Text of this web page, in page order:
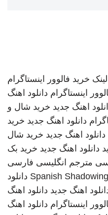
خرید فالوور اینستاگرام
اینستاگرام دانلود اهنگ
اهنگ جدید خرید شال و
دانلود اهنگ جدید خرید
دانلود اهنگ جدید خرید شال
دانلود اهنگ جدید خرید بک
مترجم انگلیسی فارسی
Spanish Shadowing دانلود
اهنگ جدید دانلود اهنگ
اینستاگرام دانلود اهنگ